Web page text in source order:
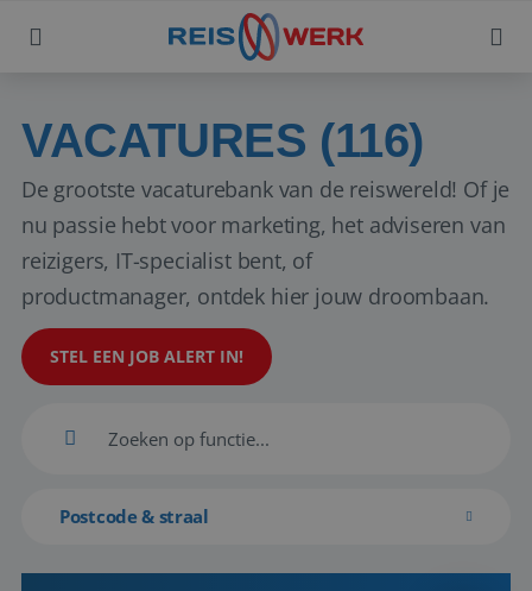
VACATURES (116)
De grootste vacaturebank van de reiswereld! Of je
nu passie hebt voor marketing, het adviseren van
reizigers, IT-specialist bent, of
productmanager, ontdek hier jouw droombaan.
STEL EEN JOB ALERT IN!
Postcode & straal